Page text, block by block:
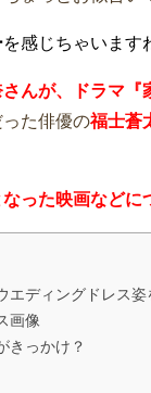
を感じちゃいます
さんが、ドラマ
た俳優の福士蒼
った映画などに
エディングドレス姿
画像
きっかけ？